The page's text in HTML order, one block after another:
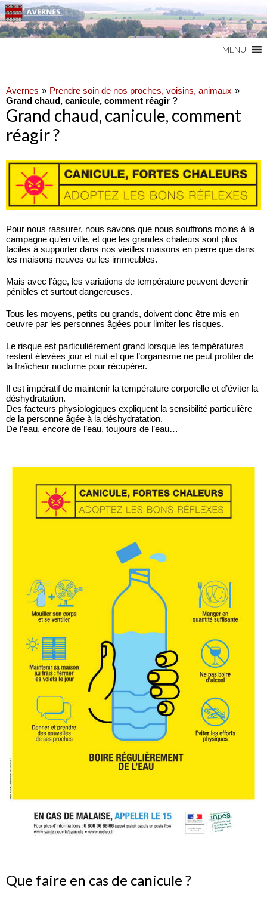
MENU
Avernes
Prendre soin de nos proches, voisins, animaux
Grand chaud, canicule, comment réagir ?
Grand chaud, canicule, comment
réagir ?
Pour nous rassurer, nous savons que nous souffrons moins à la
campagne qu’en ville, et que les grandes chaleurs sont plus
faciles à supporter dans nos vieilles maisons en pierre que dans
les maisons neuves ou les immeubles.
Mais avec l’âge, les variations de température peuvent devenir
pénibles et surtout dangereuses.
Tous les moyens, petits ou grands, doivent donc être mis en
oeuvre par les personnes âgées pour limiter les risques.
Le risque est particulièrement grand lorsque les températures
restent élevées jour et nuit et que l’organisme ne peut profiter de
la fraîcheur nocturne pour récupérer.
Il est impératif de maintenir la température corporelle et d’éviter la
déshydratation.
Des facteurs physiologiques expliquent la sensibilité particulière
de la personne âgée à la déshydratation.
De l’eau, encore de l’eau, toujours de l’eau…
Que faire en cas de canicule ?